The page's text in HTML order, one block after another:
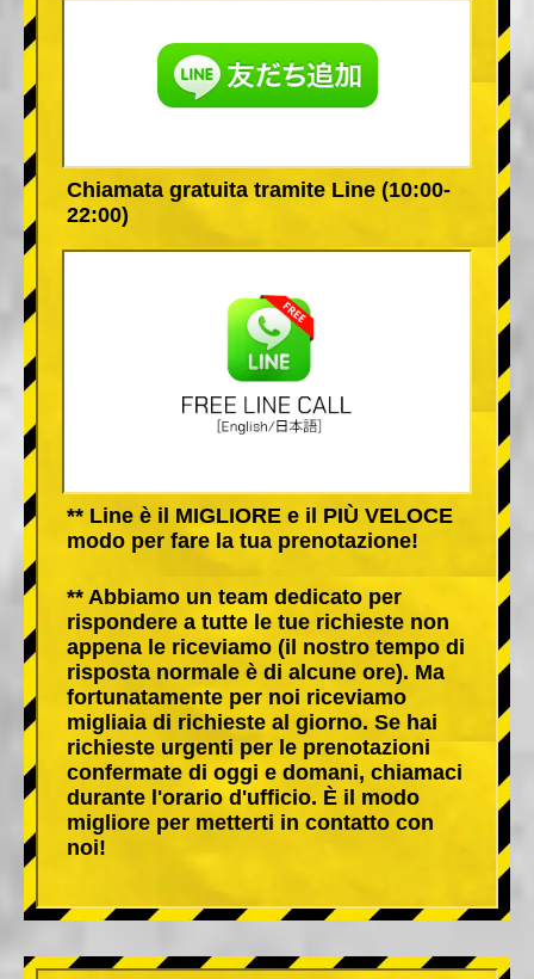
Chiamata gratuita tramite Line (10:00-
22:00)
** Line è il MIGLIORE e il PIÙ VELOCE
modo per fare la tua prenotazione!
** Abbiamo un team dedicato per
rispondere a tutte le tue richieste non
appena le riceviamo (il nostro tempo di
risposta normale è di alcune ore). Ma
fortunatamente per noi riceviamo
migliaia di richieste al giorno. Se hai
richieste urgenti per le prenotazioni
confermate di oggi e domani, chiamaci
durante l'orario d'ufficio. È il modo
migliore per metterti in contatto con
noi!